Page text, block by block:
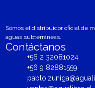
Somos el distribuidor oficial de
aguas subterráneas.
Contáctanos
+56 2 32081024
+56 9 82881559